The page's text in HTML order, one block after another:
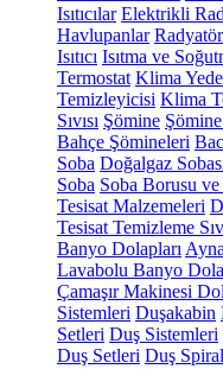
Isıtıcılar Elektrikli
Havlupanlar
Isıtıcı Isıtma ve
Termostat Klima
Temizleyicisi Klima
Sıvısı Şömine
Bahçe Şömineleri
Soba Doğalgaz
Soba Soba Borusu ve
Tesisat Malzemeleri
Tesisat Temizleme
Banyo Dolapları
Lavabolu Banyo
Çamaşır Makinesi
Sistemleri Duşakabin
Setleri Duş Sistemleri
Duş Setleri Duş